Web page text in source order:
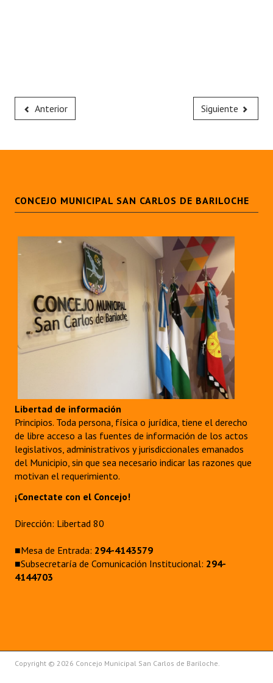
Anterior Siguiente
CONCEJO MUNICIPAL SAN CARLOS DE BARILOCHE
Libertad de información
Principios. Toda persona, física o jurídica, tiene el derecho
de libre acceso a las fuentes de información de los actos
legislativos, administrativos y jurisdiccionales emanados
del Municipio, sin que sea necesario indicar las razones que
motivan el requerimiento.
¡Conectate con el Concejo!
Dirección: Libertad 80
■Mesa de Entrada: 294-4143579
■Subsecretaría de Comunicación Institucional: 294-
4144703
Copyright © 2026 Concejo Municipal San Carlos de Bariloche.